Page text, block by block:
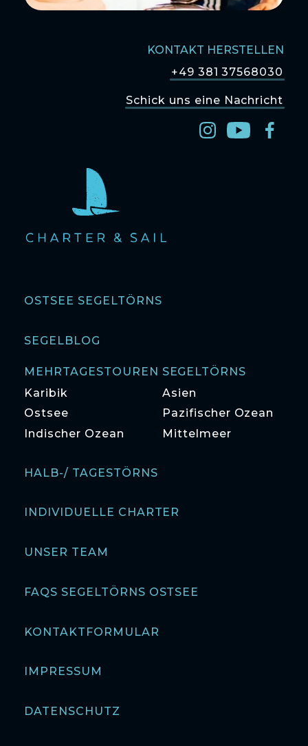
OSTSEE SEGELTÖRNS
SEGELBLOG
MEHRTAGESTOUREN SEGELTÖRNS
Karibik
Ostsee
Indischer Ozean
Asien
Pazifischer Ozean
Mittelmeer
HALB-/ TAGESTÖRNS
INDIVIDUELLE CHARTER
UNSER TEAM
FAQS SEGELTÖRNS OSTSEE
KONTAKTFORMULAR
IMPRESSUM
DATENSCHUTZ
KONTAKT HERSTELLEN
+49 381 37568030
Schick uns eine Nachricht